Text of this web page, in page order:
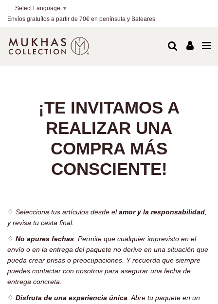
Select Language ▼
Envíos gratuítos a partir de 70€ en península y Baleares
¡TE INVITAMOS A
REALIZAR UNA
COMPRA MÁS
CONSCIENTE!
♢ Selecciona tus artículos desde elamor y la responsabilidad
y revisa tu cesta final.
♢ No apures fechas . Permite que cualquier imprevisto en el
envío o en la entrega del paquete no derive en una situación que
pueda crear prisas o preocupaciones. Y recuerda que siempre
puedes contactar con nosotros para asegurar una fecha de
entrega concreta.
♢ Disfruta de una experiencia única. Abre tu paquete en un